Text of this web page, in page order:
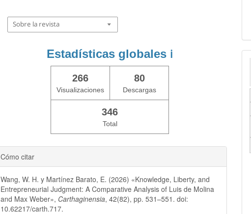
Sobre la revista
Estadísticas globales ℹ️
266
Visualizaciones
80
Descargas
346
Total
Cómo citar
Wang, W. H. y Martínez Barato, E. (2026) «Knowledge, Liberty, and
Entrepreneurial Judgment: A Comparative Analysis of Luis de Molina
and Max Weber», Carthaginensia, 42(82), pp. 531–551. doi:
10.62217/carth.717.